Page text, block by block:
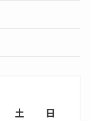
土 日